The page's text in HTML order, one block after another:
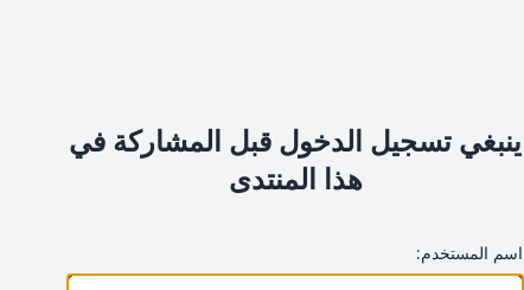
ينبغي تسجيل الدخول قبل المشاركة في
هذا المنتدى
اسم المستخدم: